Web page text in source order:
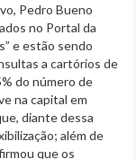
Pedro Bueno
no Portal da
e estão sendo
a cartórios de
do número de
na capital em
diante dessa
além de
que os